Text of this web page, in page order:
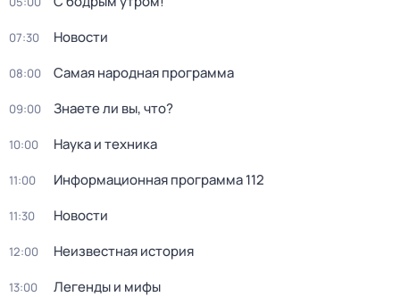
07:30 Новости
08:00 Самая народная программа
09:00 Знаете ли вы, что?
10:00 Наука и техника
11:00 Информационная программа 112
11:30 Новости
12:00 Неизвестная история
13:00 Легенды и мифы